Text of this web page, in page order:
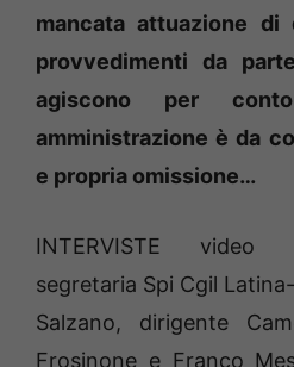
mancata attuazione
provvedimenti da
agiscono per
amministrazione è da
e propria omissione…
INTERVISTE video
segretaria Spi Cgil
Salzano, dirigente
Frosinone e Franco